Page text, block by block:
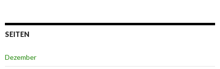
SEITEN
Dezember